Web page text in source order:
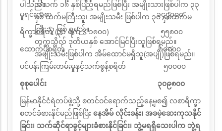
အသက် ၁၈ နှစ်ပြည့်ရမည်ဖြစ်ပြီး အမျိုးသားဖြစ်ပါက ၃၃
နှစ် ထက်မကြီးသူ၊ အမျိုးသမီး ဖြစ်ပါက ၃၀ နှစ်ထက်မ
ကြီးသူ ဖြစ် ရမည်။
တက္ကသိုလ် ဒုတိယနှစ် အောင်မြင်ပြီးသူဖြစ်ရမည်။
အမျိုးသမီးဖြစ်ပါက အိမ်ထောင်မရှိသူ(အပျို)ဖြစ်ရမည်။
ပါသည်။
မူရင်းလစာ ၁၄၄၀၀၀
ရိက္ခာစရိတ် (၃၁ ရက် X ၁၈၀၀) ၅၅၈၀၀
ထောက်ပံ့စရိတ် ၆၀၀၀၀
ပင်ပန်းကြမ်းတမ်းမှုနှင့်သက်စွန့်စရိတ် ၅၀၀၀၀
စုစုပေါင်း ၃၀၉၈၀၀
မြန်မာနိုင်ငံရဲတပ်ဖွဲ့သို့ စတင်ဝင်ရောက်သည့်နေ့မှစ၍ လစာရိက္ခာ
စတင်ခံစားနိုင်မည်ဖြစ်ပြီး နေအိမ်လိုင်းခန်း၊ အခမဲ့ဆေးကုသနိုင်
ခြင်း၊ သက်ဆိုင်ရာခွင့်များခံစားနိုင်ခြင်း၊ ဘွဲ့မရရှိသေးပါက ဘွဲ့ရ